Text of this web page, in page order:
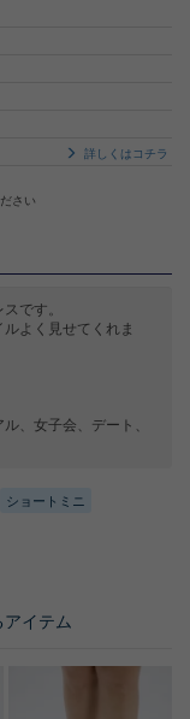
詳しくはコチラ
さい
です。
よく見せてくれま
、女子会、デート、
ショートミニ
イテム